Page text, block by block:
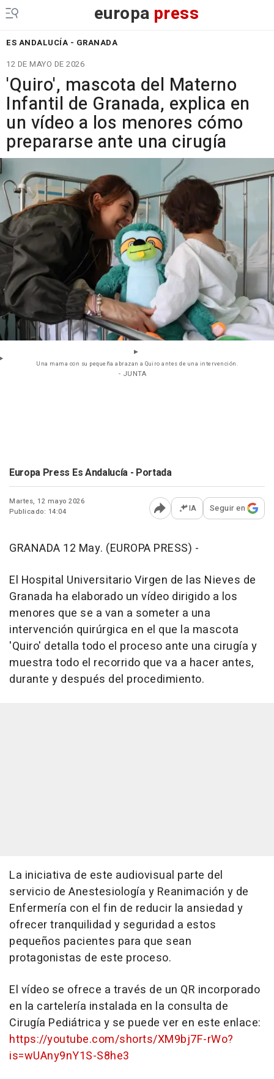
europa press
ES ANDALUCÍA - GRANADA
12 DE MAYO DE 2026
'Quiro', mascota del Materno
Infantil de Granada, explica en
un vídeo a los menores cómo
prepararse ante una cirugía
Una mama con su pequeña abrazan a Quiro antes de una intervención.
- JUNTA
Europa Press Es Andalucía - Portada
Martes, 12 mayo 2026
Publicado: 14:04
Abrir opciones para
IA Seguir en
GRANADA 12 May. (EUROPA PRESS) -
El Hospital Universitario Virgen de las Nieves de
Granada ha elaborado un vídeo dirigido a los
menores que se a van a someter a una
intervención quirúrgica en el que la mascota
'Quiro' detalla todo el proceso ante una cirugía y
muestra todo el recorrido que va a hacer antes,
durante y después del procedimiento.
La iniciativa de este audiovisual parte del
servicio de Anestesiología y Reanimación y de
Enfermería con el fin de reducir la ansiedad y
ofrecer tranquilidad y seguridad a estos
pequeños pacientes para que sean
protagonistas de este proceso.
El vídeo se ofrece a través de un QR incorporado
en la cartelería instalada en la consulta de
Cirugía Pediátrica y se puede ver en este enlace:
https://youtube.com/shorts/XM9bj7F-rWo?
is=wUAny9nY1S-S8he3